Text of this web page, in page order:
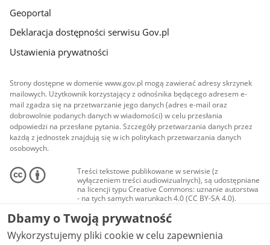
Geoportal
Deklaracja dostępności serwisu Gov.pl
Ustawienia prywatności
Strony dostępne w domenie www.gov.pl mogą zawierać adresy skrzynek
mailowych. Użytkownik korzystający z odnośnika będącego adresem e-
mail zgadza się na przetwarzanie jego danych (adres e-mail oraz
dobrowolnie podanych danych w wiadomości) w celu przesłania
odpowiedzi na przesłane pytania. Szczegóły przetwarzania danych przez
każdą z jednostek znajdują się w ich politykach przetwarzania danych
osobowych.
Treści tekstowe publikowane w serwisie (z
wyłączeniem treści audiowizualnych), są udostępniane
na licencji typu Creative Commons: uznanie autorstwa
- na tych samych warunkach 4.0 (CC BY-SA 4.0).
Materiały audiowizualne, w tym zdjęcia, materiały
audio i wideo, są udostępniane na licencji typu
Creative Commons: uznanie autorstwa użycie
niekomercyjne - bez utworów zależnych 4.0 (CC BY-
Dbamy o Twoją prywatność
Wykorzystujemy pliki cookie w celu zapewnienia